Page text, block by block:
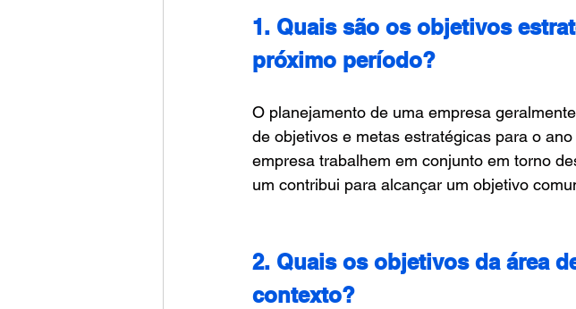
1. Quais são os objetivos
próximo período?
O planejamento de uma empresa
de objetivos e metas estratégicas para o
empresa trabalhem em conjunto em torno
um contribui para alcançar um objetivo
2. Quais os objetivos da área
contexto?